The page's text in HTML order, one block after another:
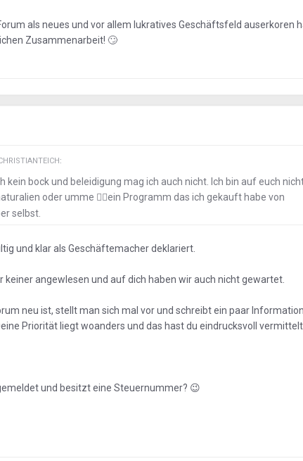
als neues und vor allem lukratives Geschäftsfeld auserkoren
Zusammenarbeit! 🙄
:
bock und beleidigung mag ich auch nicht. Ich bin auf euch
oder umme 🤦‍♂️ein Programm das ich gekauft habe von
selbst.
und klar als Geschäftemacher deklariert.
keiner angewIesen und auf dich haben wir auch nicht gewartet.
neu ist, stellt man sich mal vor und schreibt ein paar
Priorität liegt woanders und das hast du eindrucksvoll vermittelt.
und besitzt eine Steuernummer? 😉